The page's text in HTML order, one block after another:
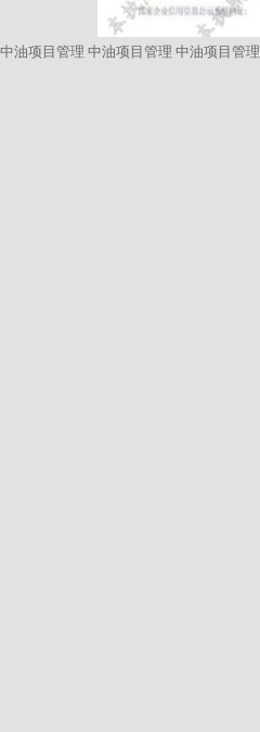
中油项目管理 中油项目管理 中油项目管理